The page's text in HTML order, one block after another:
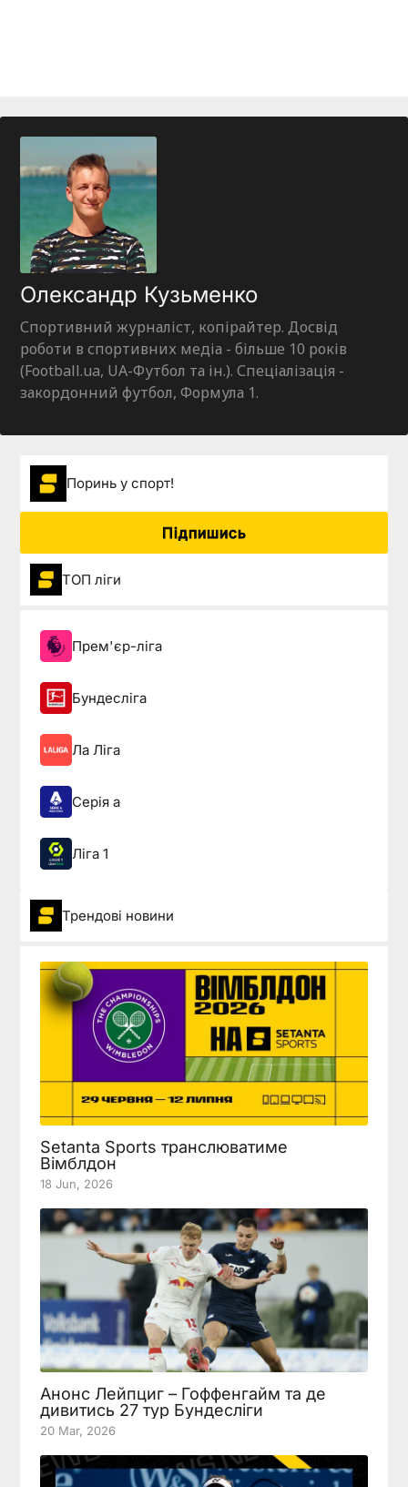
Олександр Кузьменко
Спортивний журналіст, копірайтер. Досвід
роботи в спортивних медіа - більше 10 років
(Football.ua, UA-Футбол та ін.). Спеціалізація -
закордонний футбол, Формула 1.
Поринь у спорт!
Підпишись
ТОП ліги
Прем'єр-ліга
Бундесліга
Ла Ліга
Серія а
Ліга 1
Трендові новини
Setanta Sports транслюватиме
Вімблдон
18 Jun, 2026
Анонс Лейпциг – Гоффенгайм та де
дивитись 27 тур Бундесліги
20 Mar, 2026